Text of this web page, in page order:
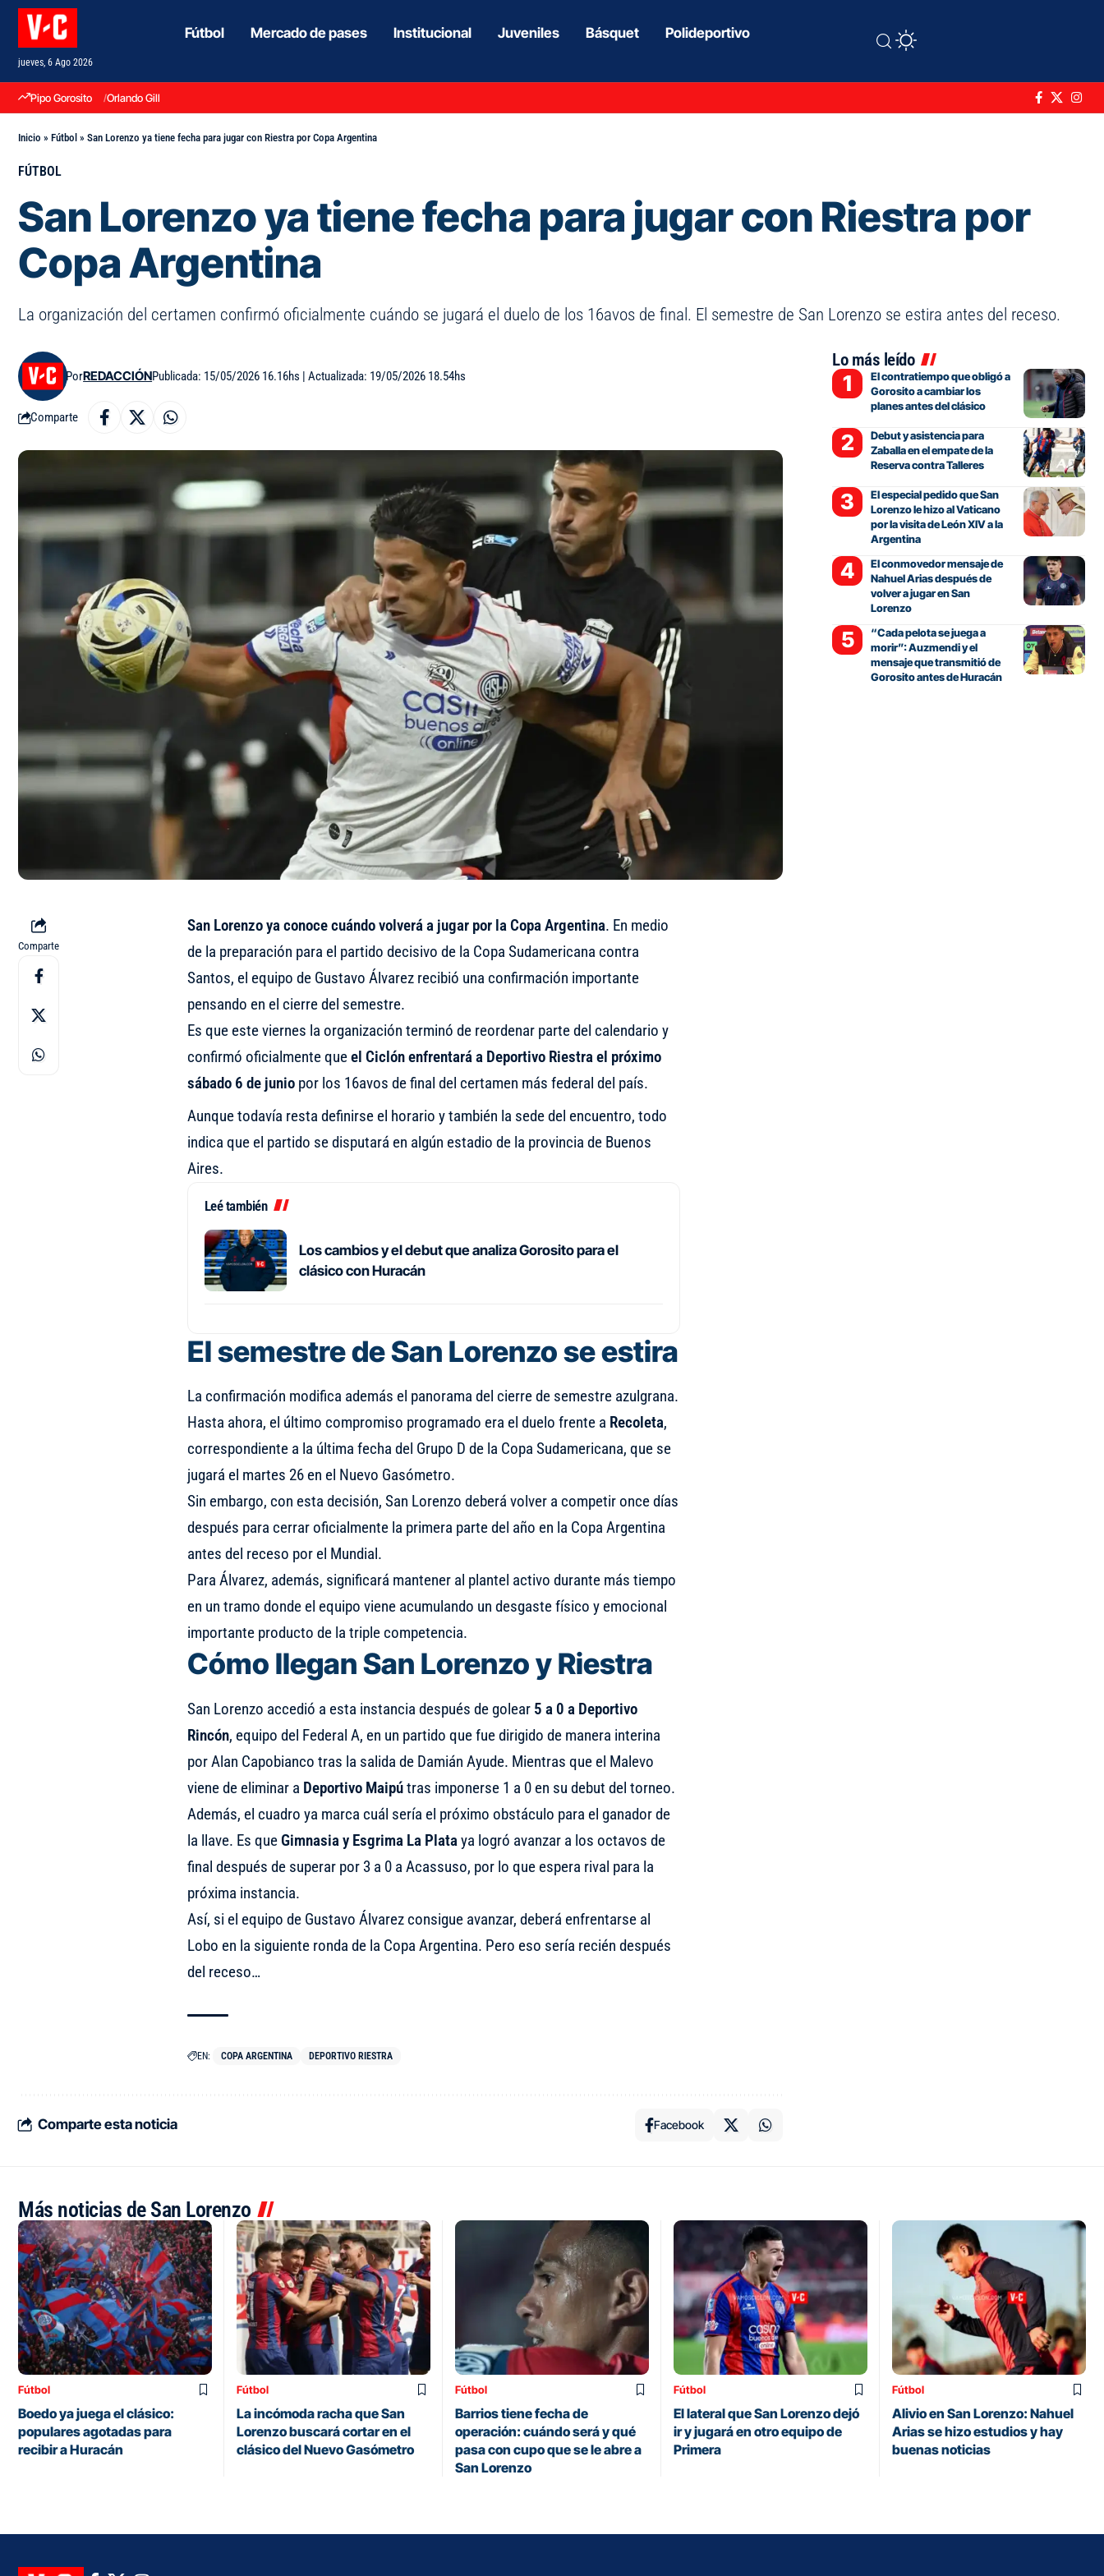
jueves, 6 Ago 2026
Fútbol Mercado de pases Institucional Juveniles Básquet Polideportivo
Pipo Gorosito Orlando Gill
Inicio » Fútbol » San Lorenzo ya tiene fecha para jugar con Riestra por Copa Argentina
FÚTBOL
San Lorenzo ya tiene fecha para jugar con Riestra por
Copa Argentina
La organización del certamen confirmó oficialmente cuándo se jugará el duelo de los 16avos de final. El semestre de San Lorenzo se estira antes del receso.
PorREDACCIÓNPublicada: 15/05/2026 16.16hs | Actualizada: 19/05/2026 18.54hs
Comparte
Comparte
San Lorenzo ya conoce cuándo volverá a jugar por la Copa Argentina. En medio
de la preparación para el partido decisivo de la Copa Sudamericana contra
Santos, el equipo de Gustavo Álvarez recibió una confirmación importante
pensando en el cierre del semestre.
Es que este viernes la organización terminó de reordenar parte del calendario y
confirmó oficialmente queel Ciclón enfrentará a Deportivo Riestra el próximo
sábado 6 de juniopor los 16avos de final del certamen más federal del país.
Aunque todavía resta definirse el horario y también la sede del encuentro, todo
indica que el partido se disputará en algún estadio de la provincia de Buenos
Aires.
Leé también
Los cambios y el debut que analiza Gorosito para el
clásico con Huracán
El semestre de San Lorenzo se estira
La confirmación modifica además el panorama del cierre de semestre azulgrana.
Hasta ahora, el último compromiso programado era el duelo frente a Recoleta,
correspondiente a la última fecha del Grupo D de la Copa Sudamericana, que se
jugará el martes 26 en el Nuevo Gasómetro.
Sin embargo, con esta decisión, San Lorenzo deberá volver a competir once días
después para cerrar oficialmente la primera parte del año en la Copa Argentina
antes del receso por el Mundial.
Para Álvarez, además, significará mantener al plantel activo durante más tiempo
en un tramo donde el equipo viene acumulando un desgaste físico y emocional
importante producto de la triple competencia.
Cómo llegan San Lorenzo y Riestra
San Lorenzo accedió a esta instancia después de golear 5 a 0 a Deportivo
Rincón, equipo del Federal A, en un partido que fue dirigido de manera interina
por Alan Capobianco tras la salida de Damián Ayude. Mientras que el Malevo
viene de eliminar a Deportivo Maipútras imponerse 1 a 0 en su debut del torneo.
Además, el cuadro ya marca cuál sería el próximo obstáculo para el ganador de
la llave. Es que Gimnasia y Esgrima La Plata ya logró avanzar a los octavos de
final después de superar por 3 a 0 a Acassuso, por lo que espera rival para la
próxima instancia.
Así, si el equipo de Gustavo Álvarez consigue avanzar, deberá enfrentarse al
Lobo en la siguiente ronda de la Copa Argentina. Pero eso sería recién después
del receso…
EN: COPA ARGENTINA DEPORTIVO RIESTRA
Comparte esta noticia Facebook
Lo más leído
El contratiempo que obligó a
Gorosito a cambiar los
planes antes del clásico
Debut y asistencia para
Zaballa en el empate de la
Reserva contra Talleres
El especial pedido que San
Lorenzo le hizo al Vaticano
por la visita de León XIV a la
Argentina
El conmovedor mensaje de
Nahuel Arias después de
volver a jugar en San
Lorenzo
“Cada pelota se juega a
morir”: Auzmendi y el
mensaje que transmitió de
Gorosito antes de Huracán
Más noticias de San Lorenzo
Fútbol
Boedo ya juega el clásico:
populares agotadas para
recibir a Huracán
Fútbol
La incómoda racha que San
Lorenzo buscará cortar en el
clásico del Nuevo Gasómetro
Fútbol
Barrios tiene fecha de
operación: cuándo será y qué
pasa con cupo que se le abre a
San Lorenzo
Fútbol
El lateral que San Lorenzo dejó
ir y jugará en otro equipo de
Primera
Fútbol
Alivio en San Lorenzo: Nahuel
Arias se hizo estudios y hay
buenas noticias